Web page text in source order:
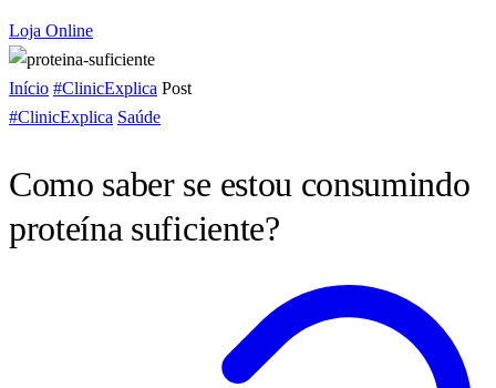
Loja Online
Início #ClinicExplica Post
#ClinicExplica Saúde
Como saber se estou consumindo
proteína suficiente?